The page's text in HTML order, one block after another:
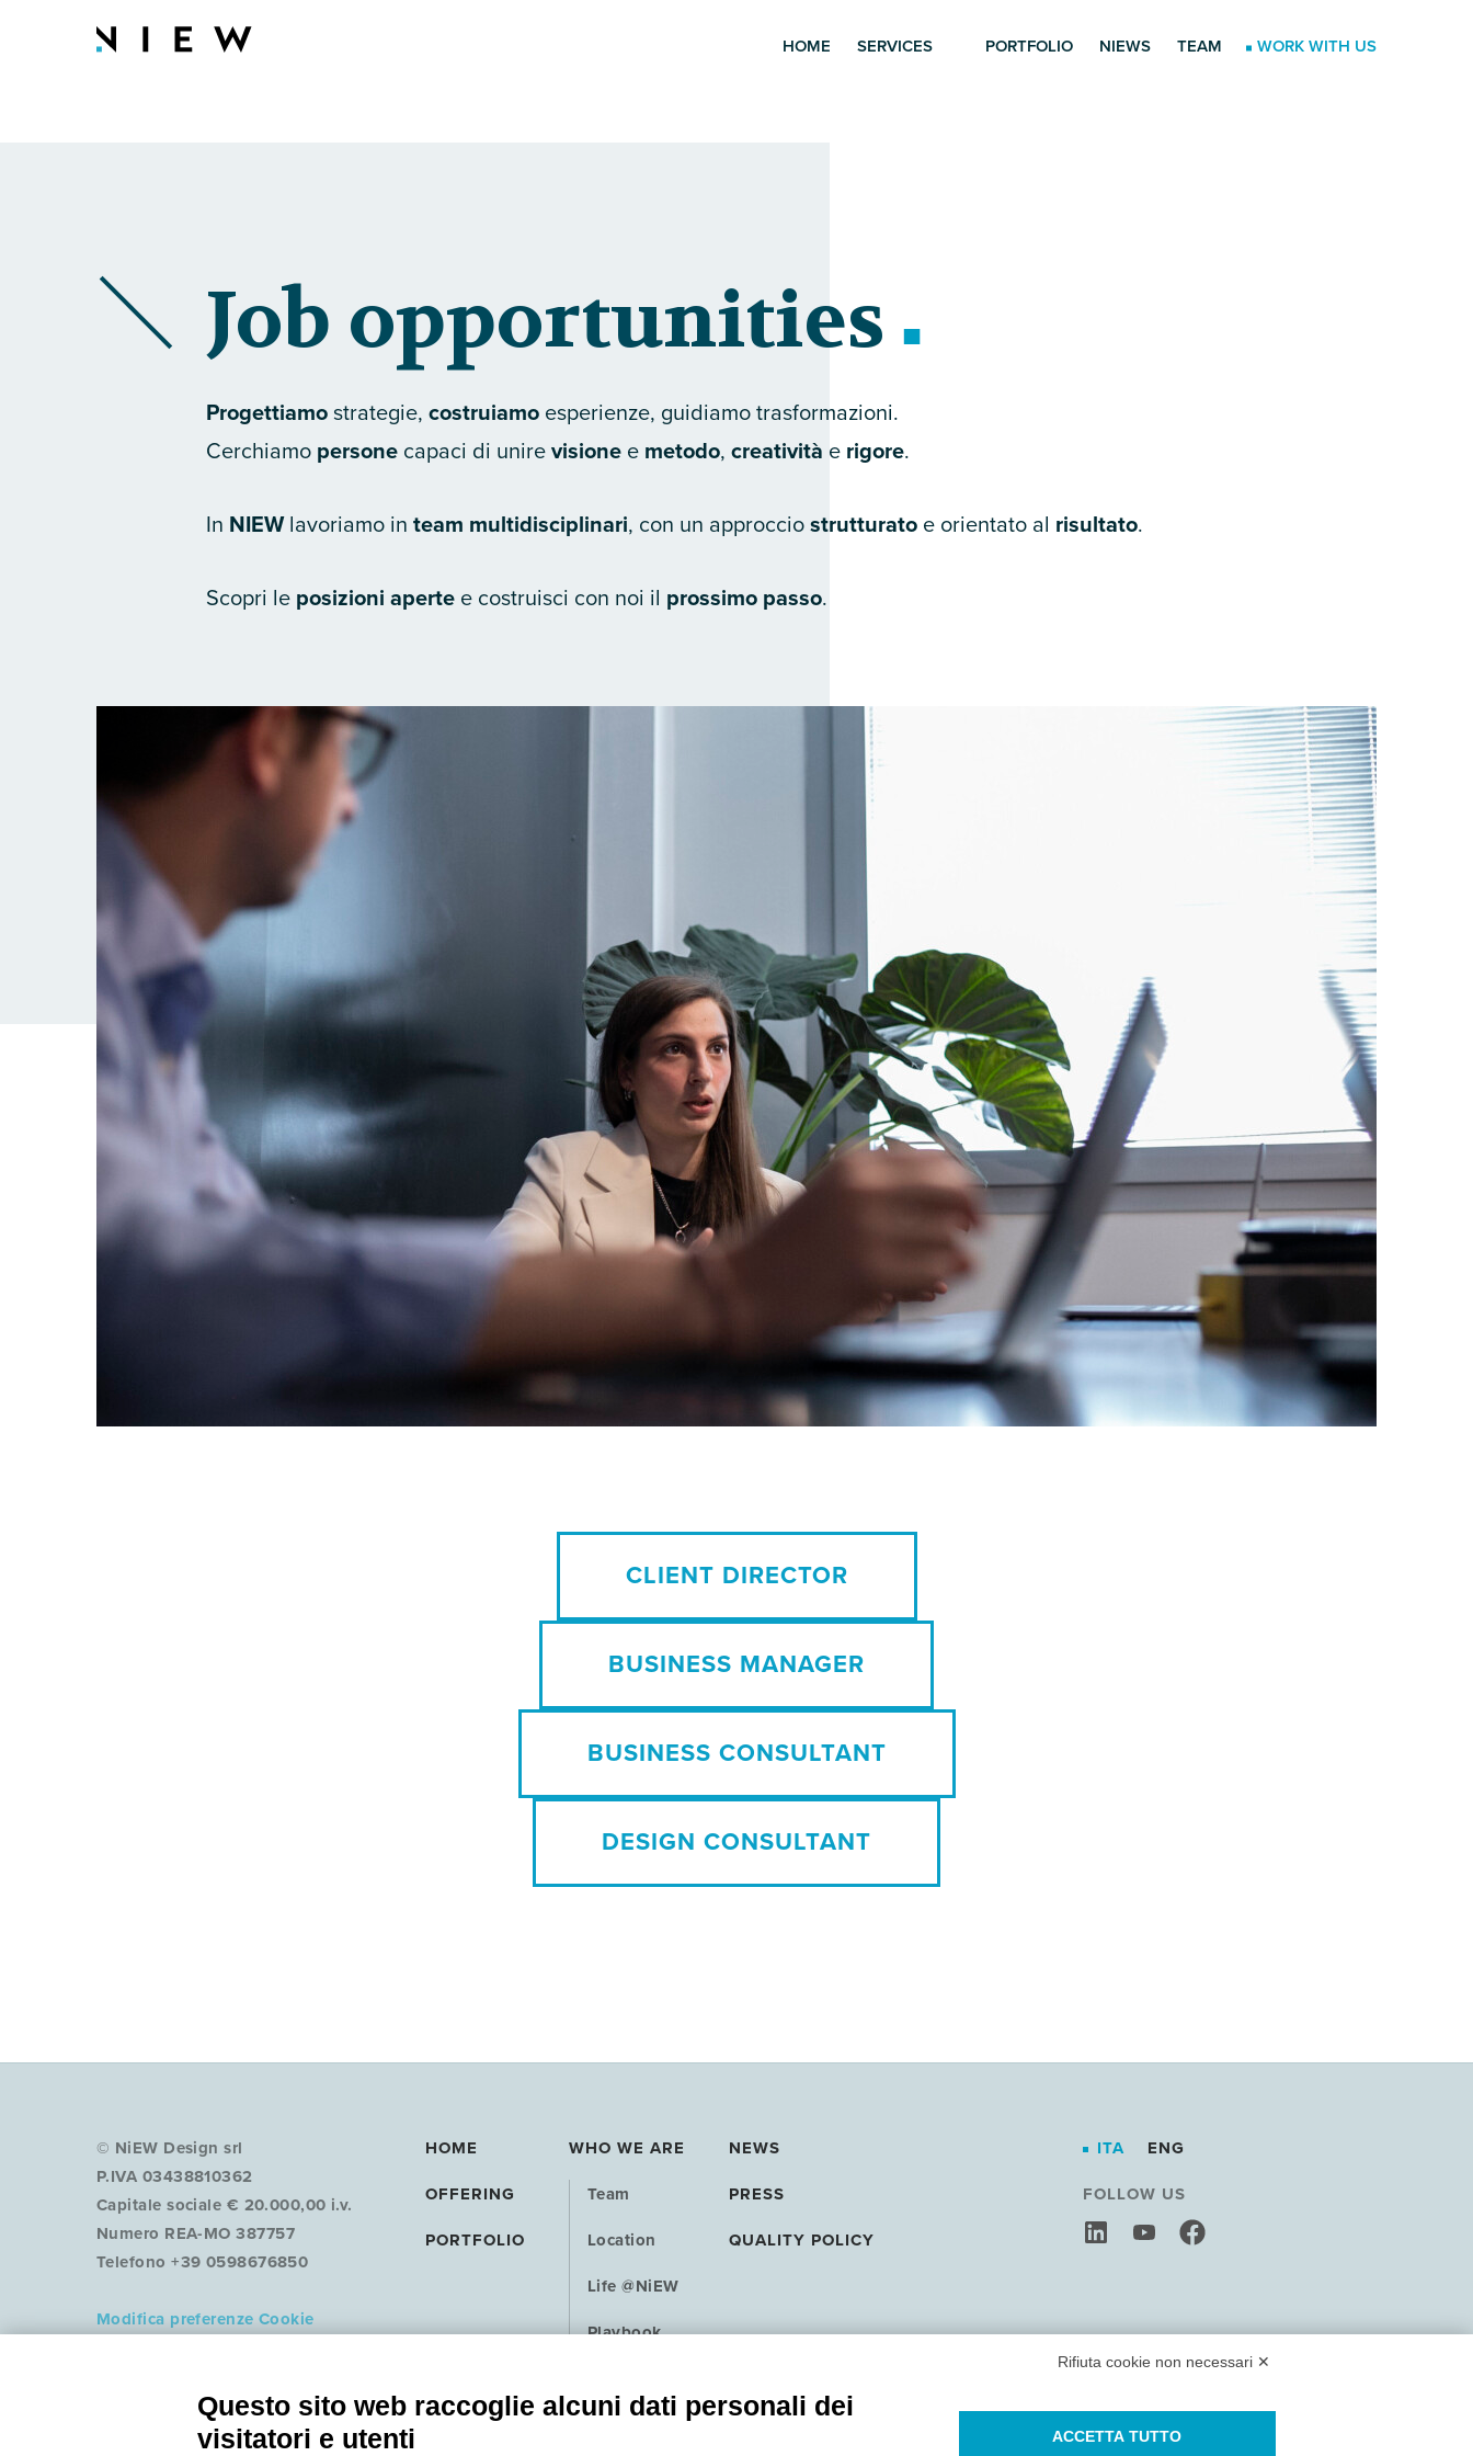
HOME SERVICES PORTFOLIO NIEWS TEAM WORK WITH US
Job opportunities
Progettiamo strategie, costruiamo esperienze, guidiamo trasformazioni.
Cerchiamo persone capaci di unire visione e metodo, creatività e rigore.
In NIEW lavoriamo in team multidisciplinari, con un approccio strutturato e orientato al risultato.
Scopri le posizioni aperte e costruisci con noi il prossimo passo.
CLIENT DIRECTOR
BUSINESS MANAGER
BUSINESS CONSULTANT
DESIGN CONSULTANT
© NiEW Design srl
P.IVA 03438810362
Capitale sociale € 20.000,00 i.v.
Numero REA-MO 387757
Telefono +39 0598676850
Modifica preferenze Cookie
HOME
OFFERING
PORTFOLIO
WHO WE ARE
Team
Location
Life @NiEW
Playbook
NEWS
PRESS
QUALITY POLICY
ITA ENG
FOLLOW US
Rifiuta cookie non necessari ✕
Questo sito web raccoglie alcuni dati personali dei
visitatori e utenti
ACCETTA TUTTO